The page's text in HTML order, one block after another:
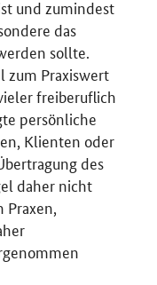
und zumindest
das
sollte.
zum Praxiswert
freiberuflich
persönliche
Klienten oder
des
daher nicht